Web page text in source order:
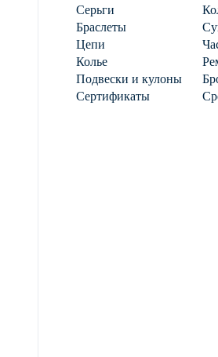
Серьги
Браслеты
Цепи
Колье
Подвески и кулоны
Сертификаты